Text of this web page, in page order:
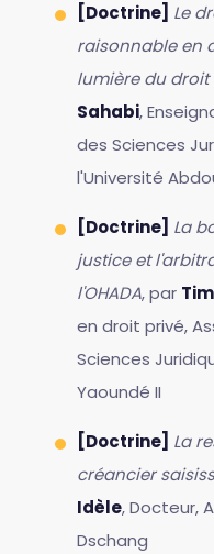
[Doctrine] Le
raisonnable en
lumière du
Sahabi,
des Sciences
l'Université
[Doctrine] La
justice et
l'OHADA, par
en droit privé,
Sciences
Yaoundé II
[Doctrine] La
créancier
Idèle, Docteur,
Dschang